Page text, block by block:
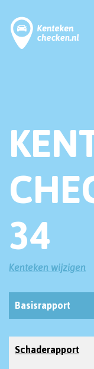
34
Kenteken wijzigen
Basisrapport
Schaderapport